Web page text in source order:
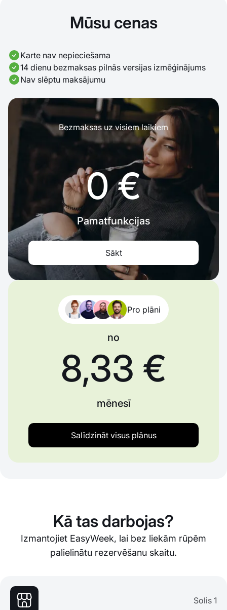
Mūsu cenas
Karte nav nepieciešama
14 dienu bezmaksas pilnās versijas izmēģinājums
Nav slēptu maksājumu
Bezmaksas uz visiem laikiem
0 €
Pamatfunkcijas
Sākt
Pro plāni
no
8,33 €
mēnesī
Salīdzināt visus plānus
Kā tas darbojas?
Izmantojiet EasyWeek, lai bez liekām rūpēm
palielinātu rezervēšanu skaitu.
Solis 1